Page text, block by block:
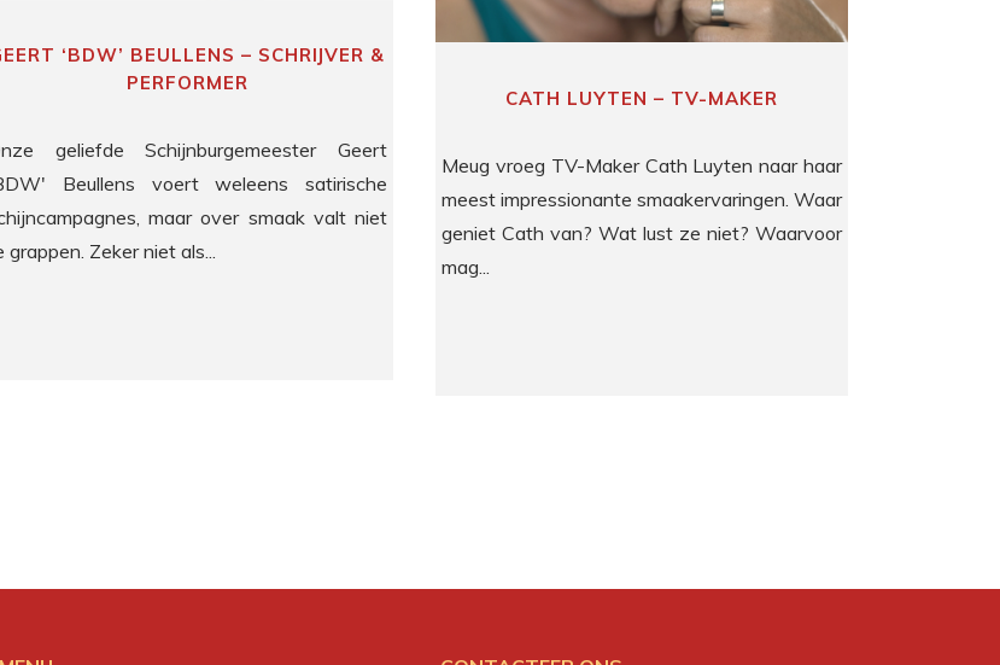
‘BDW’ BEULLENS – SCHRIJVER &
PERFORMER
geliefde Schijnburgemeester Geert
Beullens voert weleens satirische
maar over smaak valt niet
grappen. Zeker niet als...
CATH LUYTEN – TV-MAKER
Meug vroeg TV-Maker Cath Luyten naar haar
meest impressionante smaakervaringen. Waar
geniet Cath van? Wat lust ze niet? Waarvoor
mag...